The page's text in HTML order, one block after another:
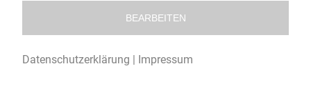
BEARBEITEN
Datenschutzerklärung | Impressum